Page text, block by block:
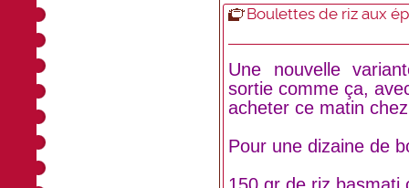
Boulettes de riz aux
Une nouvelle
sortie comme ça,
acheter ce matin
Pour une dizaine de